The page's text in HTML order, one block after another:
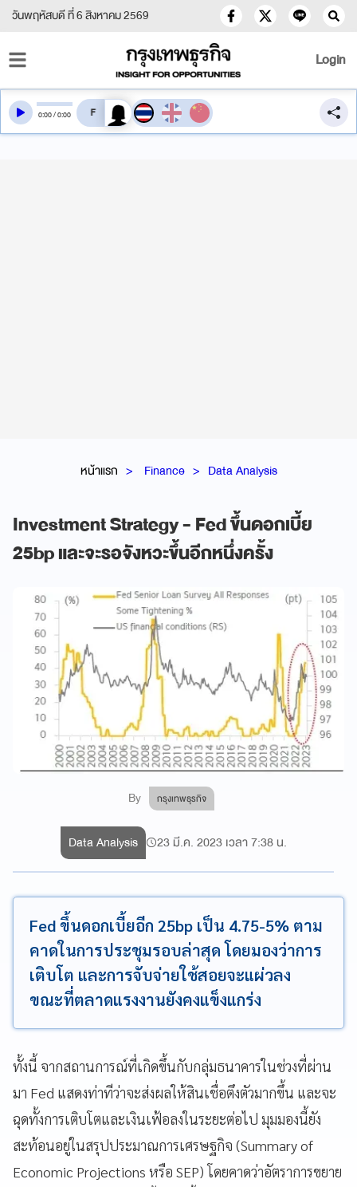
วันพฤหัสบดี ที่ 6 สิงหาคม 2569
Login
หน้าแรก Finance Data Analysis
Investment Strategy - Fed ขึ้นดอกเบี้ย
25bp และจะรอจังหวะขึ้นอีกหนึ่งครั้ง
By กรุงเทพธุรกิจ
0:00/0:00 สลับเสียงอ่าน
Data Analysis 23 มี.ค. 2023 เวลา 7:38 น.
Fed ขึ้นดอกเบี้ยอีก 25bp เป็น 4.75-5% ตาม
คาดในการประชุมรอบล่าสุด โดยมองว่าการ
เติบโต และการจับจ่ายใช้สอยจะแผ่วลง
ขณะที่ตลาดแรงงานยังคงแข็งแกร่ง
ทั้งนี้ จากสถานการณ์ที่เกิดขึ้นกับกลุ่มธนาคารในช่วงที่ผ่าน
มา Fed แสดงท่าทีว่าจะส่งผลให้สินเชื่อตึงตัวมากขึ้น และจะ
ฉุดทั้งการเติบโตและเงินเฟ้อลงในระยะต่อไป มุมมองนี้ยัง
สะท้อนอยู่ในสรุปประมาณการเศรษฐกิจ (Summary of
Economic Projections หรือ SEP) โดยคาดว่าอัตราการขยาย